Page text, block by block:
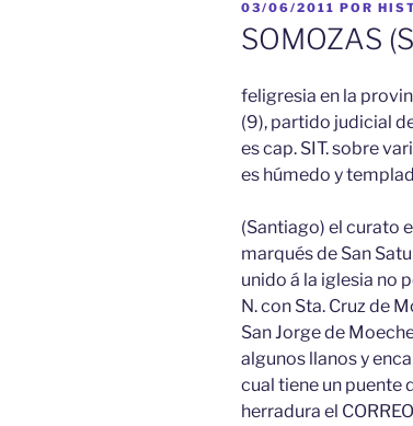
PUBLICADO
EL
03/06/2011 POR
SOMOZAS
feligresia en la
(9), partido judicial
es cap. SIT. sobre
es húmedo y
(Santiago) el curato
marqués de San
unido á la iglesia no
N. con Sta. Cruz de
San Jorge de
algunos llanos y
cual tiene un puente
herradura el